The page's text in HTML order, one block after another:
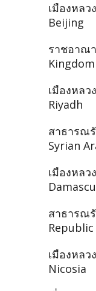
เมืองหลว
Beijing
ราชอาณ
เมืองหลว
Riyadh
สาธารณ
Syrian
เมืองหล
สาธารณ
เมืองหลว
Nicosia